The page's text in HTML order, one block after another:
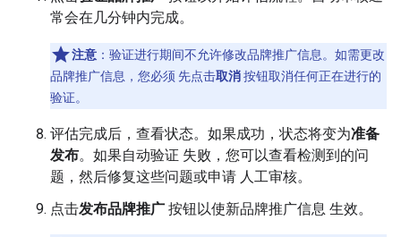
常会在几分钟内完成。
注意 ：验证进行期间不允许修改品牌推广信息。如需更改
品牌推广信息，您必须 先点击取消按钮取消任何正在进行的
验证。
评估完成后，查看状态。如果成功，状态将变为准备
发布。如果自动验证 失败，您可以查看检测到的问
题，然后修复这些问题或申请 人工审核。
点击发布品牌推广 按钮以使新品牌推广信息 生效。